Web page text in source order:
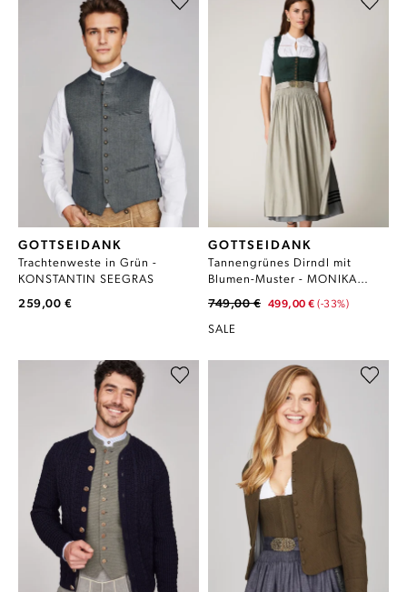
GOTTSEIDANK
Trachtenweste in Grün -
KONSTANTIN SEEGRAS
259,00 €
GOTTSEIDANK
Tannengrünes Dirndl mit
Blumen-Muster - MONIKA
749,00 € 499,00 € (-33%)
SALE